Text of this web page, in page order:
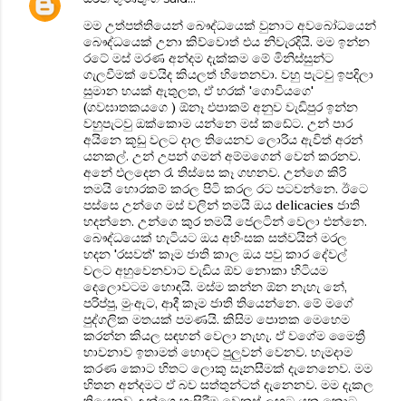
මම උත්පත්තියෙන් බෞද්ධයෙක් වුනාට අවබෝධයෙන්
බෞද්ධයෙක් උනා කිව්වොත් එය නිවැරදියි. මම ඉන්න
රටේ මස් මරණ අන්දම දැක්කම මේ මිනිස්සුන්ට
ගැලවීමක් වෙයිද කියලත් හිතෙනවා. වහු පැටවු ඉපදිලා
සුමාන හයක් ඇතුලත, ඒ හරක් 'ගොවියගෙ'
(ගවඝාතකයගෙ ) ඕනෑ එපාකම් අනුව වැඩිපුර ඉන්න
වහුපැටවු ඔක්කොම යන්නෙ මස් කඩේට. උන් පාර
අයිනෙ කූඩු වලට දාල තියෙනව ලොරිය ඇවිත් අරන්
යනකල්. උන් උපන් ගමන් අම්මගෙන් වෙන් කරනව.
අනේ එලදෙන රෑ තිස්සෙ කෑ ගහනව. උන්ගෙ කිරි
තමයි හොරකම් කරල පිටි කරල රට පටවන්නෙ. ඊටෙ
පස්සෙ උන්ගෙ මස් වලින් තමයි ඔය delicacies ජාති
හදන්නෙ. උන්ගෙ කුර තමයි ජෙලටින් වෙලා එන්නෙ.
බෞද්ධයෙක් හැටියට ඔය අහිංසක සත්වයින් මරල
හදන 'රසවත්' කෑම ජාති කාල ඔය පවු කාර දේවල්
වලට අහුවෙනවාට වැඩිය ඕව නොකා හිටියම
දෙලොවටම හොඳයි. මස්ම කන්න ඕන නැහැ නේ,
පරිප්පු, මුංඇට, ආදී කෑම ජාති තියෙන්නෙ. මේ මගේ
පුද්ගලික මතයක් පමණයි. කිසිම පොතක මෙහෙම
කරන්න කියල සඳහන් වෙලා නැහැ. ඒ වගේම මෛත්‍රී
භාවනාව ඉතාමත් හොඳට පුලුවන් වෙනව. හැමදාම
කරණ කොට හිතට ලොකු සෑනසීමක් දැනෙනෙව. මම
හිතන අන්දමට ඒ බව සත්තුන්ටත් දැනෙනව. මම දැකල